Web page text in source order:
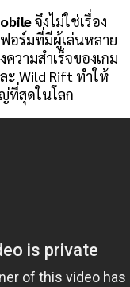
จึงไม่ใช่เรื่อง
อร์มที่มีผู้เล่นหลาย
วามสำเร็จของเกม
ะ Wild Rift ทำให้
ที่สุดในโลก